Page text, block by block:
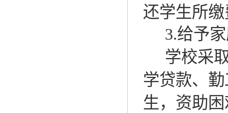
还学生所
3.给予
学校采
学贷款、
生，资助